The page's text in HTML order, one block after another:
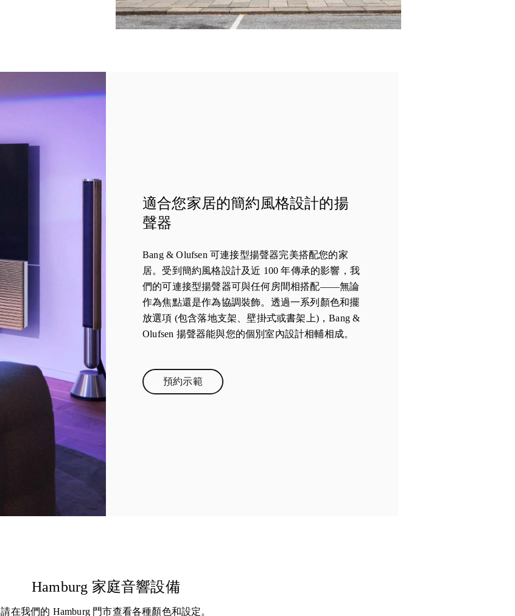
適合您家居的簡約風格設計的揚
聲器
Bang & Olufsen 可連接型揚聲器完美搭配您的家
居。受到簡約風格設計及近 100 年傳承的影響，我
們的可連接型揚聲器可與任何房間相搭配——無論
作為焦點還是作為協調裝飾。透過一系列顏色和擺
放選項 (包含落地支架、壁掛式或書架上)，Bang &
Olufsen 揚聲器能與您的個別室內設計相輔相成。
預約示範Link Opens in New Tab
Hamburg 家庭音響設備
請在我們的 Hamburg 門市查看各種顏色和設定。